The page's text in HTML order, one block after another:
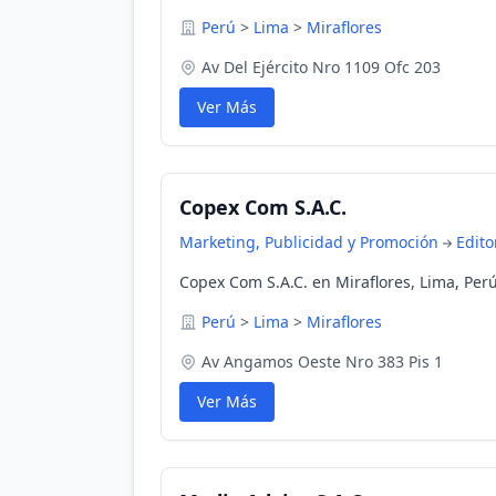
Perú > Lima > Miraflores
Av Del Ejército Nro 1109 Ofc 203
Ver Más
Copex Com S.A.C.
Marketing, Publicidad y Promoción
Copex Com S.A.C. en Miraflores, Lima, Perú
Perú > Lima > Miraflores
Av Angamos Oeste Nro 383 Pis 1
Ver Más